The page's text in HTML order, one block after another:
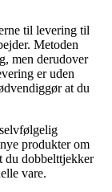
til levering til
Metoden
men derudover
er uden
at du
produkter om
du dobbelttjekker
vare.